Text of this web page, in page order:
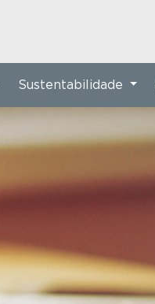
Sustentabilidade